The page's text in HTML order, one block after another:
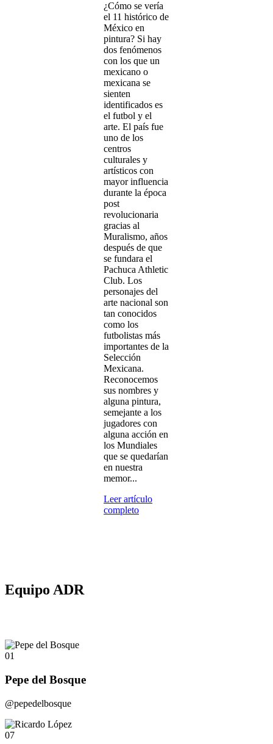
¿Cómo se vería
el 11 histórico de
México en
pintura? Si hay
dos fenómenos
con los que un
mexicano o
mexicana se
sienten
identificados es
el futbol y el
arte. El país fue
uno de los
centros
culturales y
artísticos con
mayor influencia
durante la época
post
revolucionaria
gracias al
Muralismo, años
después de que
se fundara el
Pachuca Athletic
Club. Los
personajes del
arte nacional son
tan conocidos
como los
futbolistas más
importantes de la
Selección
Mexicana.
Reconocemos
sus nombres y
alguna pintura,
semejante a los
jugadores con
alguna acción en
los Mundiales
que se quedarían
en nuestra
memor...
Leer artículo
completo
Equipo ADR
01
Pepe del Bosque
@pepedelbosque
07